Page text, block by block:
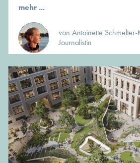
mehr ...
von Antoinette Schmelter-
Journalistin